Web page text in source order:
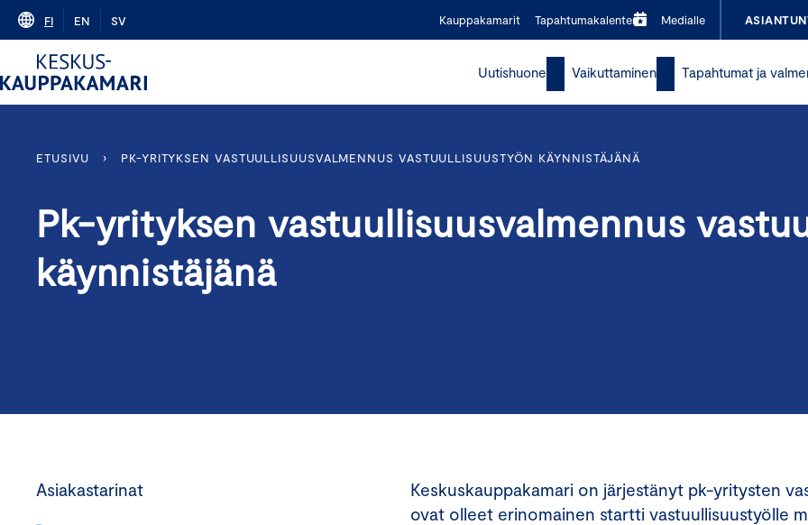
Skip
content
FI EN SV Kauppakamarit Tapahtumakalenteri Medialle
Uutishuone Vaikuttaminen Tapahtumat ja
ETUSIVU › PK-YRITYKSEN VASTUULLISUUSVALMENNUS VASTUULLISUUSTYÖN KÄYNNISTÄJÄNÄ
Pk-yrityksen vastuullisuusvalmennus
käynnistäjänä
Asiakastarinat
Keskuskauppakamari on järjestänyt pk-yritysten
ovat olleet erinomainen startti vastuullisuustyölle